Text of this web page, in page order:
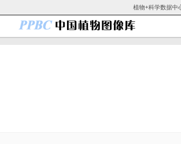
植物+科学数据中